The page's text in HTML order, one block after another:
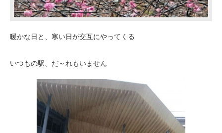
暖かな日と、寒い日が交互にやってくる
いつもの駅、だ～れもいません